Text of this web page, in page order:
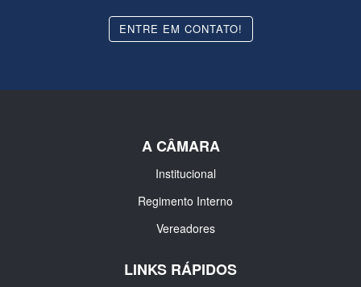
ENTRE EM CONTATO!
A CÂMARA
Institucional
Regimento Interno
Vereadores
LINKS RÁPIDOS